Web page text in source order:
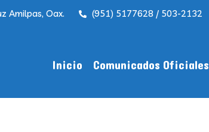
Amilpas, Oax. (951) 5177628 / 503-2132
Inicio Comunicados Oficiales